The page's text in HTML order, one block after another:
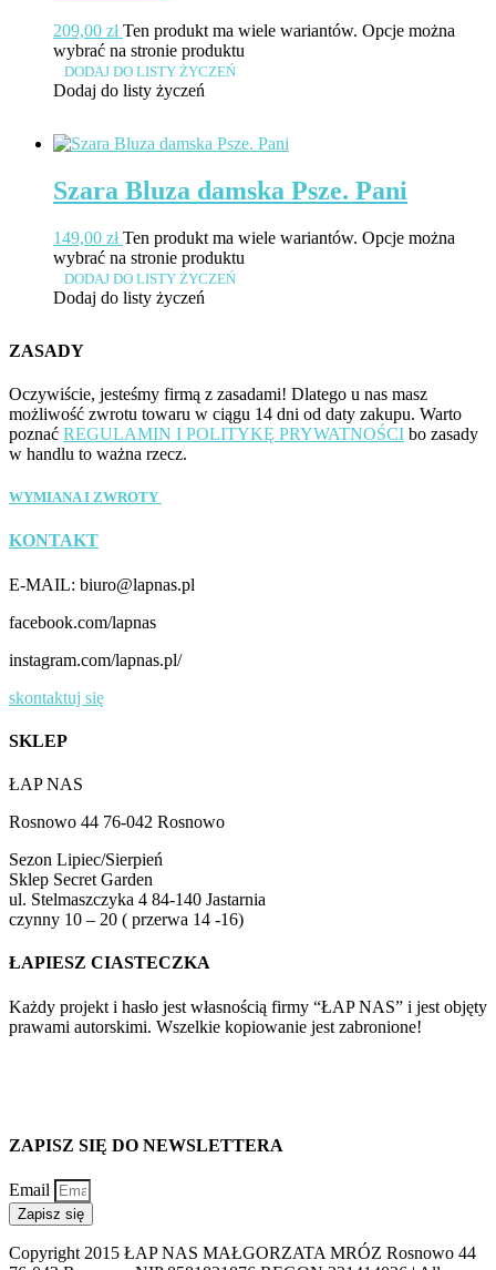
209,00 zł Ten produkt ma wiele wariantów. Opcje można
wybrać na stronie produktu
DODAJ DO LISTY ŻYCZEŃ
Dodaj do listy życzeń
Szara Bluza damska Psze. Pani
149,00 zł Ten produkt ma wiele wariantów. Opcje można
wybrać na stronie produktu
DODAJ DO LISTY ŻYCZEŃ
Dodaj do listy życzeń
ZASADY
Oczywiście, jesteśmy firmą z zasadami! Dlatego u nas masz
możliwość zwrotu towaru w ciągu 14 dni od daty zakupu. Warto
poznać REGULAMIN I POLITYKĘ PRYWATNOŚCI bo zasady
w handlu to ważna rzecz.
WYMIANA I ZWROTY
KONTAKT
E-MAIL: biuro@lapnas.pl
facebook.com/lapnas
instagram.com/lapnas.pl/
skontaktuj się
SKLEP
ŁAP NAS
Rosnowo 44 76-042 Rosnowo
Sezon Lipiec/Sierpień
Sklep Secret Garden
ul. Stelmaszczyka 4 84-140 Jastarnia
czynny 10 – 20 ( przerwa 14 -16)
ŁAPIESZ CIASTECZKA
Każdy projekt i hasło jest własnością firmy “ŁAP NAS” i jest objęty
prawami autorskimi. Wszelkie kopiowanie jest zabronione!
ZAPISZ SIĘ DO NEWSLETTERA
Email
Zapisz się
Copyright 2015 ŁAP NAS MAŁGORZATA MRÓZ Rosnowo 44